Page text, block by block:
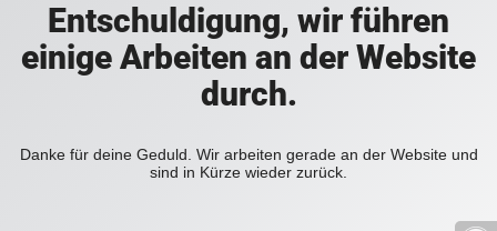
Entschuldigung, wir führen
einige Arbeiten an der Website
durch.
Danke für deine Geduld. Wir arbeiten gerade an der Website und
sind in Kürze wieder zurück.